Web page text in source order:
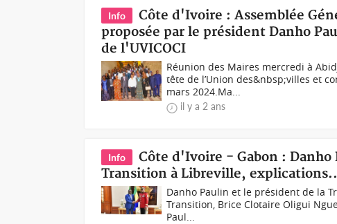
Info
Côte d'Ivoire : Assemblée
proposée par le président Danho
de l'UVICOCI
Réunion des Maires mercredi à
tête de l’Union des&nbsp;villes et
mars 2024.Ma...
il y a 2 ans
Info
Côte d'Ivoire - Gabon :
Transition à Libreville,
Danho Paulin et le président de la
Transition, Brice Clotaire Oligui
Paul...